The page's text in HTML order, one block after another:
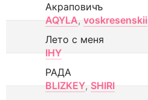
Акраповичъ
AQYLA, voskresenskii
Лето с меня
IHY
РАДА
BLIZKEY, SHIRI